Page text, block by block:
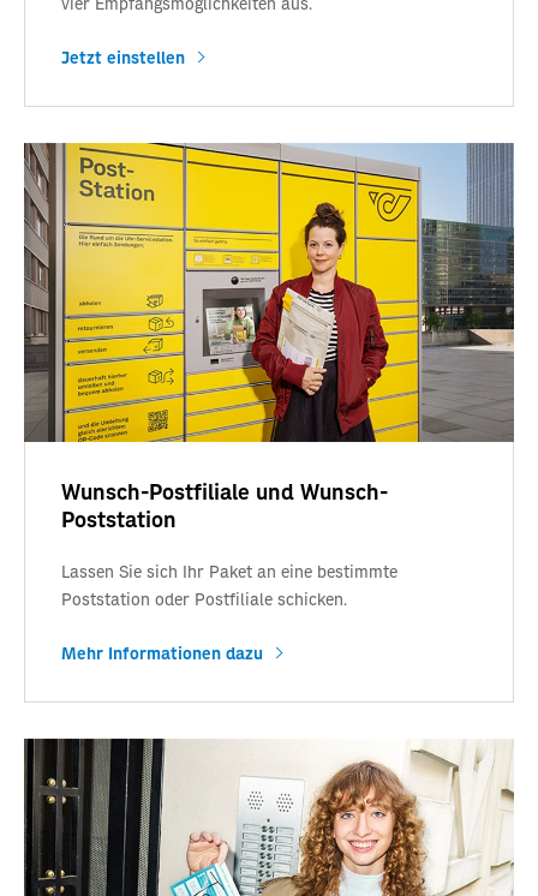
Jetzt einstellen
Wunsch-Postfiliale und Wunsch-
Poststation
Lassen Sie sich Ihr Paket an eine bestimmte
Poststation oder Postfiliale schicken.
Mehr Informationen dazu